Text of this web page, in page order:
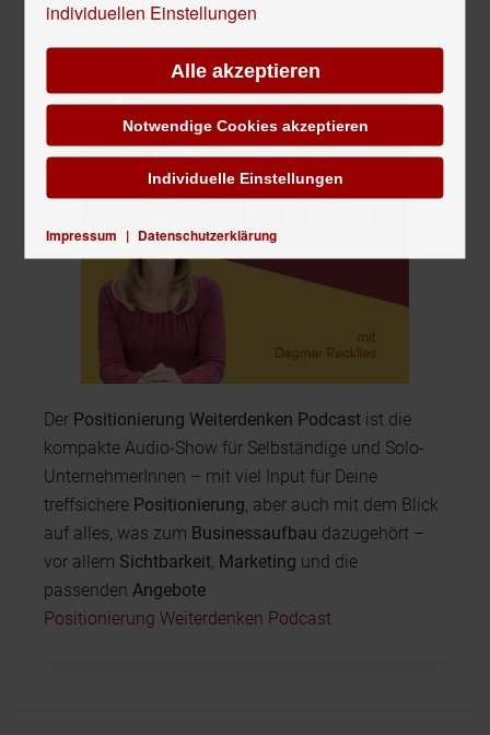
Unser Hör-Tipp
Der Positionierung Weiterdenken Podcast ist die
kompakte Audio-Show für Selbständige und Solo-
UnternehmerInnen – mit viel Input für Deine
treffsichere Positionierung, aber auch mit dem Blick
auf alles, was zum Businessaufbau dazugehört –
vor allem Sichtbarkeit, Marketing und die
passenden Angebote
Positionierung Weiterdenken Podcast
individuellen Einstellungen
Alle akzeptieren
Notwendige Cookies akzeptieren
Impressum | Datenschutzerklärung
Individuelle Einstellungen